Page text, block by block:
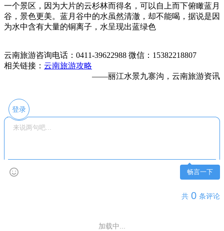
一个景区，因为大片的云杉林而得名，可以自上而下俯瞰蓝月
谷，景色更美。蓝月谷中的水虽然清澈，却不能喝，据说是因
为水中含有大量的铜离子，水呈现出蓝绿色
云南旅游咨询电话：0411-39622988 微信：15382218807
相关链接： 云南旅游攻略
——丽江水景九寨沟，云南旅游资讯
登录
畅言一下
共 0 条评论
加载中...